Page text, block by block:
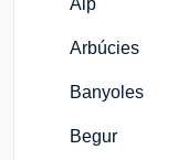
Arbúcies
Banyoles
Begur